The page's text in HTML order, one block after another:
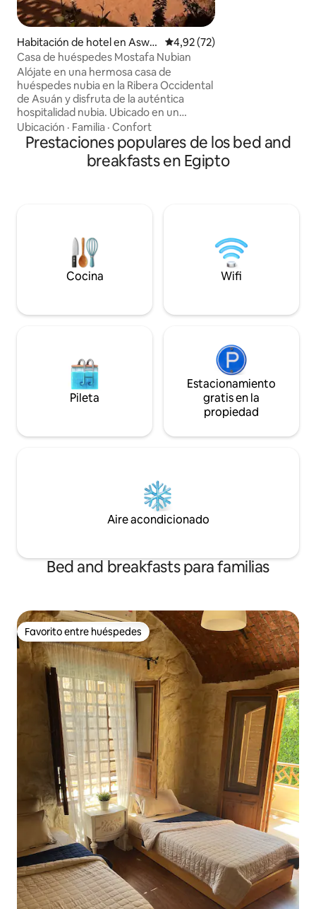
Habitación de hotel en Aswa
n
Calificación promedio: 4,92 de
4,92 (72)
Casa de huéspedes Mostafa Nubian
Alójate en una hermosa casa de
huéspedes nubia en la Ribera Occidental
de Asuán y disfruta de la auténtica
hospitalidad nubia. Ubicado en un
auténtico pueblo nubio, este
alojamiento es ideal para ti si quieres
descansar y disfrutar de la tranquilidad
mientras experimentas la vida local con
zona, desde playas de arena blanca
hasta un paseo en barco por el Nilo, la
exploración de las ruinas locales y los
Ubicación · Familia · Confort
Prestaciones populares de los bed and
breakfasts en Egipto
Cocina Wifi
Pileta
Estacionamiento
gratis en la
propiedad
Aire acondicionado
Bed and breakfasts para familias
Favorito entre huéspedes
Favorito entre huéspedes